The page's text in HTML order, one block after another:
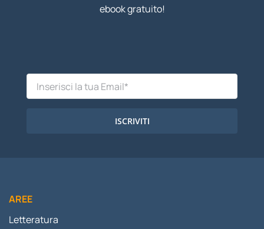
ebook gratuito!
ISCRIVITI
AREE
Letteratura